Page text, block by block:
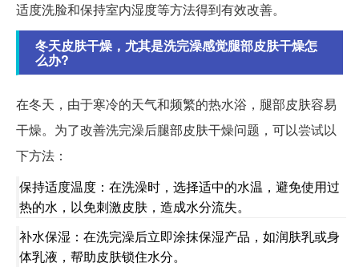
适度洗脸和保持室内湿度等方法得到有效改善。
冬天皮肤干燥，尤其是洗完澡感觉腿部皮肤干燥怎
么办?
在冬天，由于寒冷的天气和频繁的热水浴，腿部皮肤容易
干燥。为了改善洗完澡后腿部皮肤干燥问题，可以尝试以
下方法：
保持适度温度：在洗澡时，选择适中的水温，避免使用过
热的水，以免刺激皮肤，造成水分流失。
补水保湿：在洗完澡后立即涂抹保湿产品，如润肤乳或身
体乳液，帮助皮肤锁住水分。